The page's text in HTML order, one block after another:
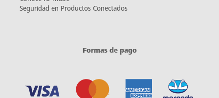
Seguridad en Productos Conectados
Formas de pago